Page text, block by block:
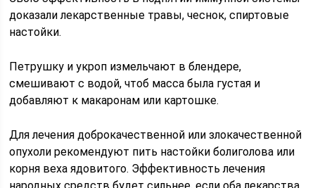
доказали лекарственные травы, чеснок, спиртовые
настойки.
Петрушку и укроп измельчают в блендере,
смешивают с водой, чтоб масса была густая и
добавляют к макаронам или картошке.
Для лечения доброкачественной или злокачественной
опухоли рекомендуют пить настойки болиголова или
корня веха ядовитого. Эффективность лечения
народных средств будет сильнее, если оба лекарства